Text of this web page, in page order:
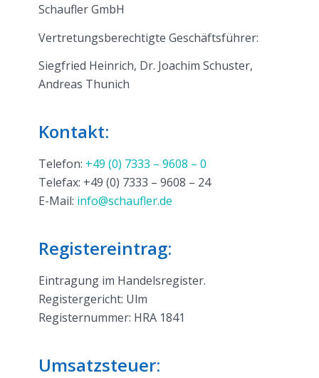
Schaufler GmbH
Vertretungsberechtigte Geschäftsführer:
Siegfried Heinrich, Dr. Joachim Schuster,
Andreas Thunich
Kontakt:
Telefon: +49 (0) 7333 – 9608 – 0
Telefax: +49 (0) 7333 – 9608 – 24
E-Mail: info@schaufler.de
Registereintrag:
Eintragung im Handelsregister.
Registergericht: Ulm
Registernummer: HRA 1841
Umsatzsteuer: